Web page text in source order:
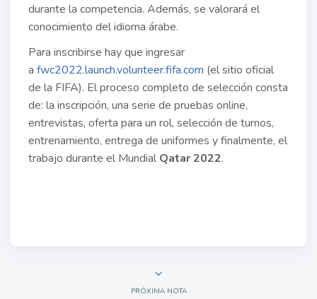
durante la competencia. Además, se valorará el
conocimiento del idioma árabe.
Para inscribirse hay que ingresar
a fwc2022.launch.volunteer.fifa.com (el sitio oficial
de la FIFA). El proceso completo de selección consta
de: la inscripción, una serie de pruebas online,
entrevistas, oferta para un rol, selección de turnos,
entrenamiento, entrega de uniformes y finalmente, el
trabajo durante el Mundial Qatar 2022.
PRÓXIMA NOTA